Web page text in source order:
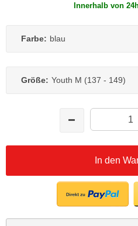
Innerhalb von
Farbe: blau
Größe: Youth M (137 - 149)
In den